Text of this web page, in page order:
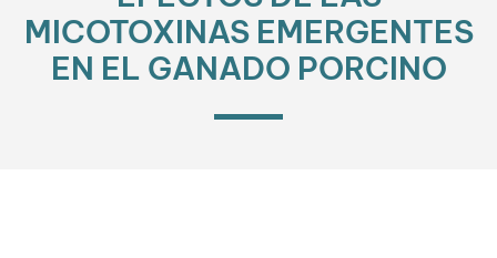
MICOTOXINAS EMERGENTES
EN EL GANADO PORCINO